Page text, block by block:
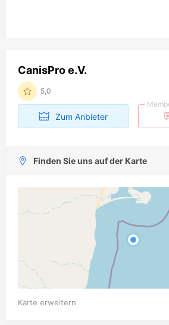
CanisPro e.V.
5,0
Zum Anbieter
Finden Sie uns auf der Karte
Karte erweitern